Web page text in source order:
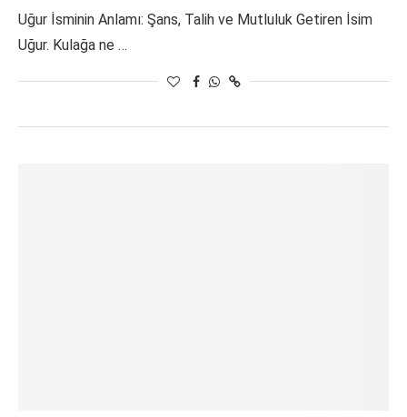
Uğur İsminin Anlamı: Şans, Talih ve Mutluluk Getiren İsim
Uğur. Kulağa ne …